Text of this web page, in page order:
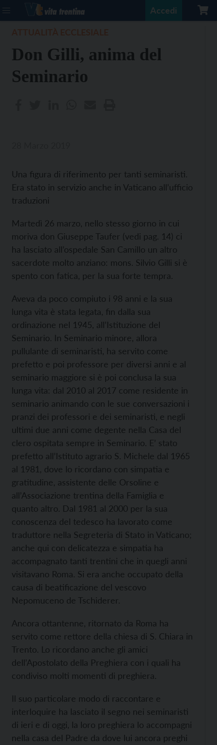
Accedi
Don Gilli, anima del
Seminario
Una figura di riferimento per tanti seminaristi.
Era stato in servizio anche in Vaticano all’ufficio
traduzioni
Martedì 26 marzo, nello stesso giorno in cui
moriva don Giuseppe Taufer (vedi pag. 14) ci
ha lasciato all’ospedale San Camillo un altro
sacerdote molto anziano: mons. Silvio Gilli si è
spento con fatica, per la sua forte tempra.
Aveva da poco compiuto i 98 anni e la sua
lunga vita è stata legata, fin dalla sua
ordinazione nel 1945, all’Istituzione del
Seminario. In Seminario minore, allora
pullulante di seminaristi, ha servito come
prefetto e poi professore per diversi anni e al
seminario maggiore si è poi conclusa la sua
lunga vita: dal 2010 al 2017 come residente in
seminario animando con le sue conversazioni i
pranzi dei professori e dei seminaristi, e negli
ultimi due anni come degente nella Casa del
clero ospitata sempre in Seminario. E’ stato
prefetto all’Istituto agrario S. Michele dal 1965
al 1981, dove lo ricordano con simpatia e
gratitudine, assistente delle Orsoline e
all’Associazione trentina della Famiglia e
quanto altro. Dal 1981 al 2000 per la sua
conoscenza del tedesco ha lavorato come
traduttore nella Segreteria di Stato in Vaticano;
anche qui con delicatezza e simpatia ha
accompagnato tanti trentini che in quegli anni
visitavano Roma. Si era anche occupato della
causa di beatificazione del vescovo
Nepomuceno de Tschiderer.
Ancora ottantenne, ritornato da Roma ha
servito come rettore della chiesa di S. Chiara in
Trento. Lo ricordano anche gli amici
dell’Apostolato della Preghiera con i quali ha
condiviso molti momenti di preghiera.
Il suo particolare modo di raccontare e
interloquire ha lasciato il segno nei seminaristi
di ieri e di oggi, la loro preghiera lo accompagni
nella casa del Padre da dove lui ancora preghi